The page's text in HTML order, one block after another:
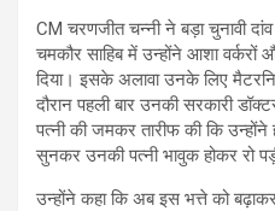
CM चरणजीत चन्नी ने बड़ा चुनावी
चमकौर साहिब में उन्होंने आशा वर्करों
दिया। इसके अलावा उनके लिए
दौरान पहली बार उनकी सरकारी
पत्नी की जमकर तारीफ की कि उन्होंने
सुनकर उनकी पत्नी भावुक होकर रो
उन्होंने कहा कि अब इस भत्ते को